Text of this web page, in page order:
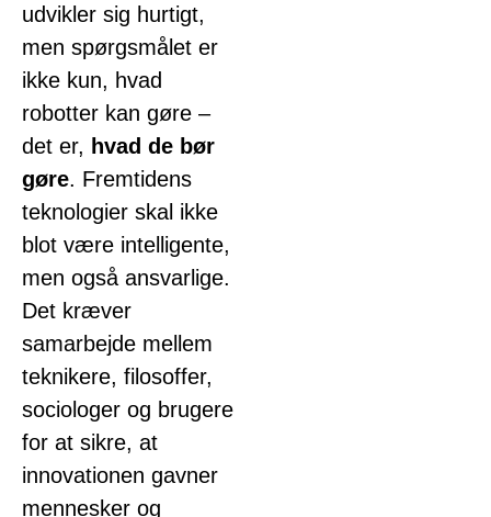
udvikler sig hurtigt,
men spørgsmålet er
ikke kun, hvad
robotter kan gøre –
det er, hvad de bør
gøre. Fremtidens
teknologier skal ikke
blot være intelligente,
men også ansvarlige.
Det kræver
samarbejde mellem
teknikere, filosoffer,
sociologer og brugere
for at sikre, at
innovationen gavner
mennesker og